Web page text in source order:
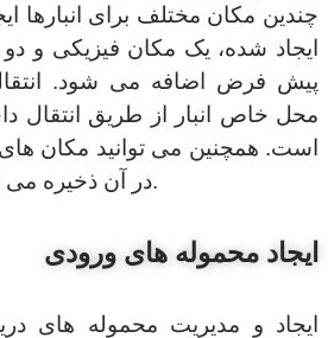
چندین مکان مختلف برای انبارها
ایجاد شده، یک مکان فیزیکی و
پیش فرض اضافه می شود.
محل خاص انبار از طریق انتقال
است. همچنین می توانید مکان
در آن ذخیره می شوند را مشاهده کنید.
ایجاد محموله های ورودی
ایجاد و مدیریت محموله های